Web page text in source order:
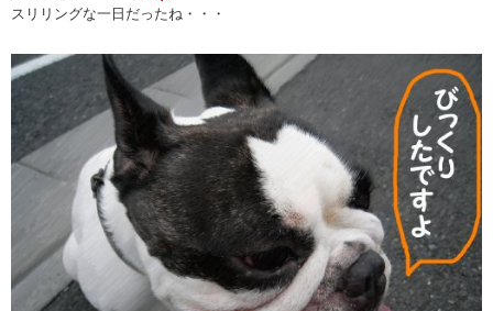
スリリングな一日だったね・・・